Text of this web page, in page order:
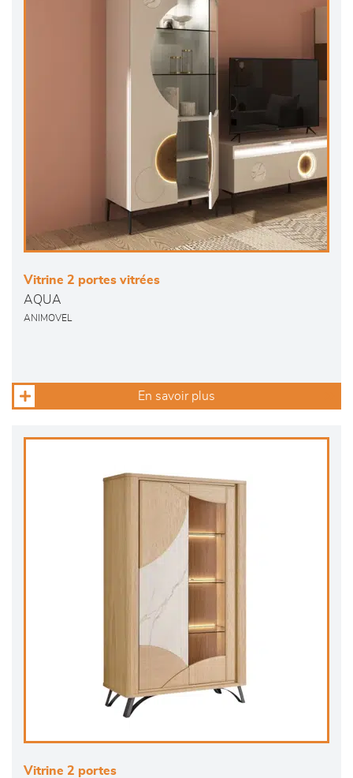
Vitrine 2 portes vitrées
AQUA
ANIMOVEL
En savoir plus
Vitrine 2 portes